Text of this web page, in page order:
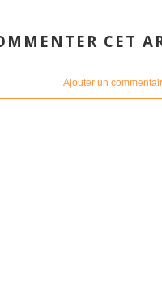
CET
Ajouter un